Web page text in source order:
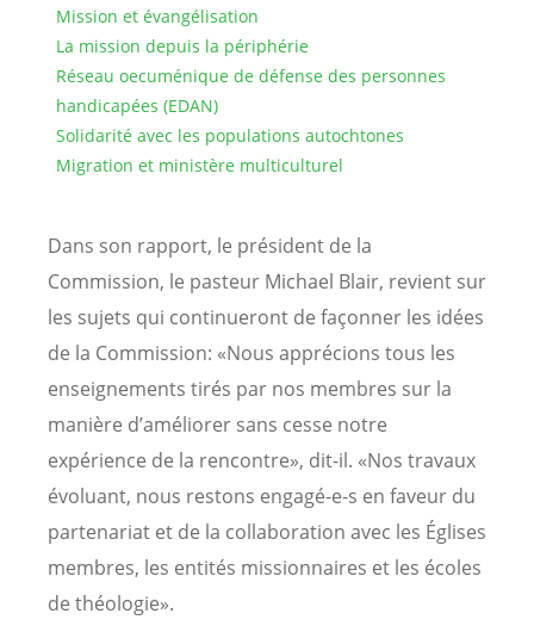
Mission et évangélisation
La mission depuis la périphérie
Réseau oecuménique de défense des personnes
handicapées (EDAN)
Solidarité avec les populations autochtones
Migration et ministère multiculturel
Dans son rapport, le président de la
Commission, le pasteur Michael Blair, revient sur
les sujets qui continueront de façonner les idées
de la Commission: «Nous apprécions tous les
enseignements tirés par nos membres sur la
manière d’améliorer sans cesse notre
expérience de la rencontre», dit-il. «Nos travaux
évoluant, nous restons engagé-e-s en faveur du
partenariat et de la collaboration avec les Églises
membres, les entités missionnaires et les écoles
de théologie».